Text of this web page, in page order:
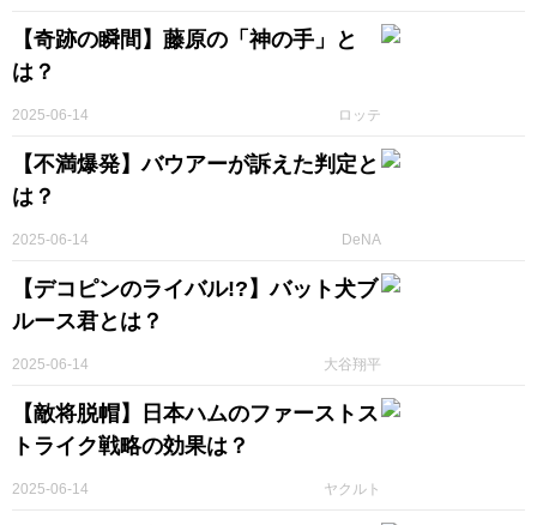
【奇跡の瞬間】藤原の「神の手」と
は？
ロッテ
2025-06-14
【不満爆発】バウアーが訴えた判定と
は？
DeNA
2025-06-14
【デコピンのライバル!?】バット犬ブ
ルース君とは？
大谷翔平
2025-06-14
【敵将脱帽】日本ハムのファーストス
トライク戦略の効果は？
ヤクルト
2025-06-14